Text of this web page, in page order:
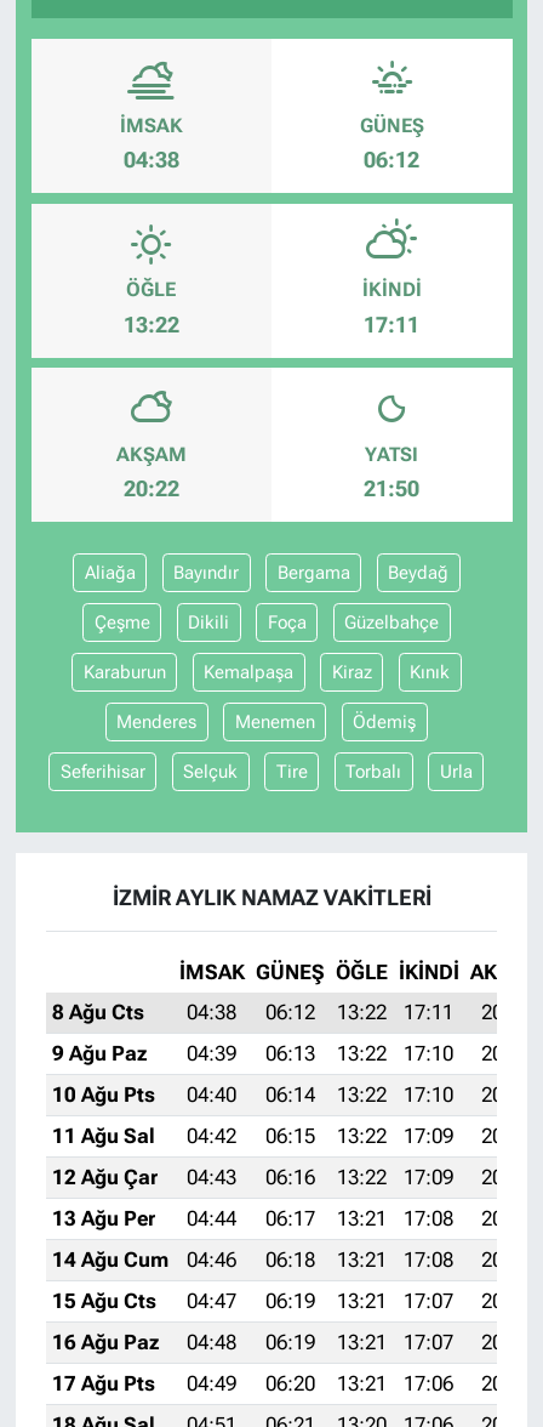
İMSAK
04:38
GÜNEŞ
06:12
ÖĞLE
13:22
İKINDI
17:11
AKŞAM
20:22
YATSI
21:50
Aliağa Bayındır Bergama Beydağ
Çeşme Dikili Foça Güzelbahçe
Karaburun Kemalpaşa Kiraz Kınık
Menderes Menemen Ödemiş
Seferihisar Selçuk Tire Torbalı Urla
İZMIR AYLIK NAMAZ VAKITLERI
İMSAK GÜNEŞ ÖĞLE İKINDI AKŞAM
8 Ağu Cts
04:38 06:12 13:22 17:11
20:22
9 Ağu Paz
04:39 06:13 13:22 17:10
20:21
10 Ağu Pts
04:40 06:14 13:22 17:10
20:20
11 Ağu Sal
04:42 06:15 13:22 17:09
20:19
12 Ağu Çar
04:43 06:16 13:22 17:09
20:17
13 Ağu Per
04:44 06:17 13:21 17:08
20:16
14 Ağu Cum
04:46 06:18 13:21 17:08
20:15
15 Ağu Cts
04:47 06:19 13:21 17:07
20:14
16 Ağu Paz
04:48 06:19 13:21 17:07
20:12
17 Ağu Pts
04:49 06:20 13:21 17:06
20:11